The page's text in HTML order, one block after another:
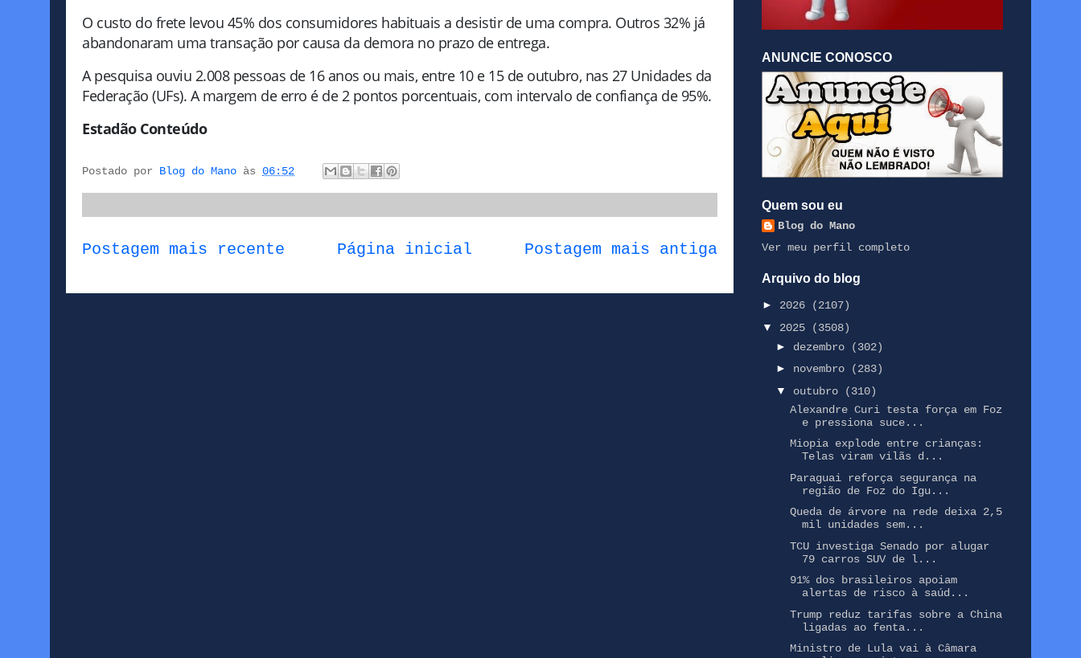
O custo do frete levou 45% dos consumidores habituais a desistir de uma compra. Outros 32% já
abandonaram uma transação por causa da demora no prazo de entrega.
A pesquisa ouviu 2.008 pessoas de 16 anos ou mais, entre 10 e 15 de outubro, nas 27 Unidades da
Federação (UFs). A margem de erro é de 2 pontos porcentuais, com intervalo de confiança de 95%.
Estadão Conteúdo
Postado por Blog do Mano às 06:52
Postagem mais recente Postagem mais antiga
Página inicial
ANUNCIE CONOSCO
Quem sou eu
Blog do Mano
Ver meu perfil completo
Arquivo do blog
► 2026
(2107)
▼ 2025
(3508)
► dezembro
(302)
► novembro
(283)
▼ outubro
(310)
Alexandre Curi testa força em Foz
e pressiona suce...
Miopia explode entre crianças:
Telas viram vilãs d...
Paraguai reforça segurança na
região de Foz do Igu...
Queda de árvore na rede deixa 2,5
mil unidades sem...
TCU investiga Senado por alugar
79 carros SUV de l...
91% dos brasileiros apoiam
alertas de risco à saúd...
Trump reduz tarifas sobre a China
ligadas ao fenta...
Ministro de Lula vai à Câmara